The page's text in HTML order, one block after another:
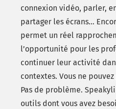
connexion vidéo, parler,
partager les écrans…
permet un réel
l’opportunité pour les
continuer leur activité
contextes. Vous ne
Pas de problème.
outils dont vous avez